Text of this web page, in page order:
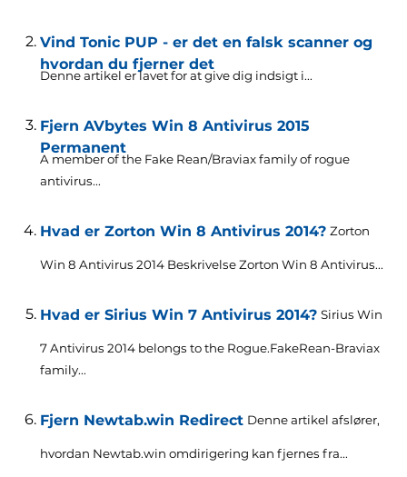
Vind Tonic PUP - er det en falsk scanner og
hvordan du fjerner det
Denne artikel er lavet for at give dig indsigt i...
Fjern AVbytes Win 8 Antivirus 2015
Permanent
A member of the Fake Rean/Braviax family of rogue
antivirus...
Hvad er Zorton Win 8 Antivirus 2014? Zorton
Win 8 Antivirus 2014 Beskrivelse Zorton Win 8 Antivirus...
Hvad er Sirius Win 7 Antivirus 2014? Sirius Win
7 Antivirus 2014 belongs to the Rogue.FakeRean-Braviax
family...
Fjern Newtab.win Redirect Denne artikel afslører,
hvordan Newtab.win omdirigering kan fjernes fra...